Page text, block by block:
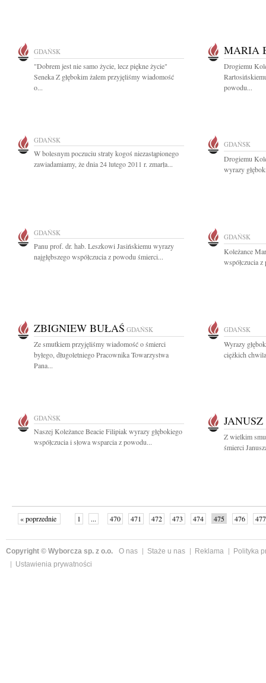
GDAŃSK
"Dobrem jest nie samo życie, lecz piękne życie"
Seneka Z głębokim żalem przyjęliśmy wiadomość
o...
MARIA
Drogiemu
powodu...
GDAŃSK
W bolesnym poczuciu straty kogoś niezastąpionego
zawiadamiamy, że dnia 24 lutego 2011 r. zmarła...
GDAŃSK
Drogiemu
wyrazy
GDAŃSK
Panu prof. dr. hab. Leszkowi Jasińskiemu wyrazy
najgłębszego współczucia z powodu śmierci...
GDAŃSK
Koleżance
współczucia
ZBIGNIEW BUŁAŚ GDAŃSK
Ze smutkiem przyjęliśmy wiadomość o śmierci
byłego, długoletniego Pracownika Towarzystwa
Pana...
GDAŃSK
Wyrazy
ciężkich
GDAŃSK
Naszej Koleżance Beacie Filipiak wyrazy głębokiego
współczucia i słowa wsparcia z powodu...
Z wielkim
śmierci
« poprzednie 1 ... 470 471 472 473 474 475 476
477
Copyright © Wyborcza sp. z o.o. O nas Staże u nas Reklama
Polityka
Ustawienia prywatności